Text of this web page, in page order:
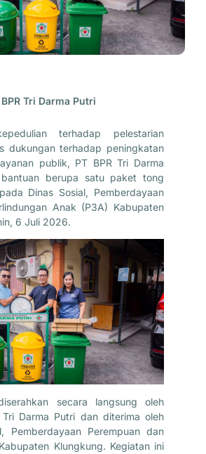
BPR Tri Darma Putri
terhadap pelestarian
dukungan terhadap peningkatan
publik, PT BPR Tri Darma
bantuan berupa satu paket tong
Dinas Sosial, Pemberdayaan
Anak (P3A) Kabupaten
6 Juli 2026.
secara langsung oleh
Darma Putri dan diterima oleh
Pemberdayaan Perempuan dan
Klungkung. Kegiatan ini